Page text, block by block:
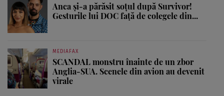
Anca și-a părăsit soțul după Survivor!
Gesturile lui DOC față de colegele din...
MEDIAFAX
SCANDAL monstru înainte de un zbor
Anglia-SUA. Scenele din avion au devenit
virale